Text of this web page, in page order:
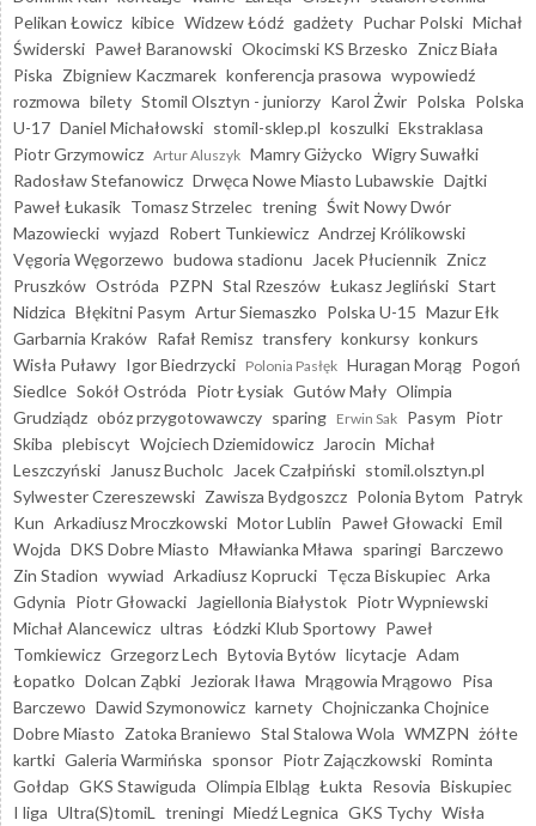
Pelikan Łowicz kibice Widzew Łódź gadżety Puchar Polski Michał
Świderski Paweł Baranowski Okocimski KS Brzesko Znicz Biała
Piska Zbigniew Kaczmarek konferencja prasowa wypowiedź
rozmowa bilety Stomil Olsztyn - juniorzy Karol Żwir Polska Polska
U-17 Daniel Michałowski stomil-sklep.pl koszulki Ekstraklasa
Piotr Grzymowicz Artur Aluszyk Mamry Giżycko Wigry Suwałki
Radosław Stefanowicz Drwęca Nowe Miasto Lubawskie Dajtki
Paweł Łukasik Tomasz Strzelec trening Świt Nowy Dwór
Mazowiecki wyjazd Robert Tunkiewicz Andrzej Królikowski
Vęgoria Węgorzewo budowa stadionu Jacek Płuciennik Znicz
Pruszków Ostróda PZPN Stal Rzeszów Łukasz Jegliński Start
Nidzica Błękitni Pasym Artur Siemaszko Polska U-15 Mazur Ełk
Garbarnia Kraków Rafał Remisz transfery konkursy konkurs
Wisła Puławy Igor Biedrzycki Polonia Pasłęk Huragan Morąg Pogoń
Siedlce Sokół Ostróda Piotr Łysiak Gutów Mały Olimpia
Grudziądz obóz przygotowawczy sparing Erwin Sak Pasym Piotr
Skiba plebiscyt Wojciech Dziemidowicz Jarocin Michał
Leszczyński
Janusz Bucholc Jacek Czałpiński stomil.olsztyn.pl
Sylwester Czereszewski Zawisza Bydgoszcz Polonia Bytom Patryk
Kun Arkadiusz Mroczkowski Motor Lublin Paweł Głowacki Emil
Wojda DKS Dobre Miasto Mławianka Mława sparingi Barczewo
Zin Stadion wywiad Arkadiusz Koprucki Tęcza Biskupiec Arka
Gdynia Piotr Głowacki Jagiellonia Białystok Piotr Wypniewski
Michał Alancewicz ultras Łódzki Klub Sportowy Paweł
Tomkiewicz Grzegorz Lech Bytovia Bytów licytacje Adam
Łopatko Dolcan Ząbki Jeziorak Iława Mrągowia Mrągowo Pisa
Barczewo Dawid Szymonowicz karnety Chojniczanka Chojnice
Dobre Miasto Zatoka Braniewo Stal Stalowa Wola WMZPN żółte
kartki Galeria Warmińska sponsor Piotr Zajączkowski Rominta
Gołdap GKS Stawiguda Olimpia Elbląg Łukta Resovia Biskupiec
I liga Ultra(S)tomiL treningi Miedź Legnica GKS Tychy Wisła